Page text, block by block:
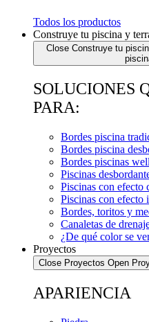
Todos los productos
Construye tu piscina y
Close Construye tu
SOLUCIONES
PARA:
Bordes piscina
Bordes piscina
Bordes piscinas
Piscinas
Piscinas con efecto
Piscinas con
Bordes, toritos y
Canaletas de
¿De qué color se
Proyectos
Close Proyectos Open
APARIENCIA